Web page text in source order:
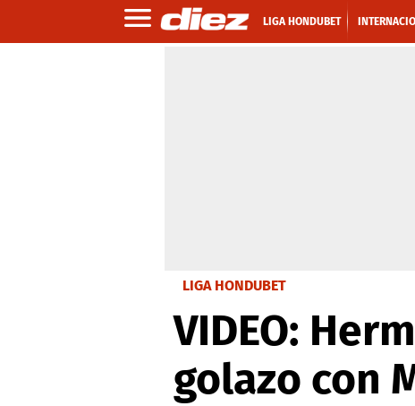
LIGA HONDUBET
LIGA HONDUBET
VIDEO:
golazo con